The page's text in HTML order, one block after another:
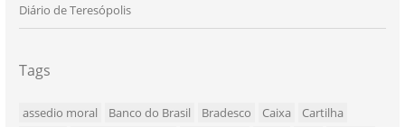
Diário de Teresópolis
Tags
assedio moral Banco do Brasil Bradesco Caixa
Cartilha